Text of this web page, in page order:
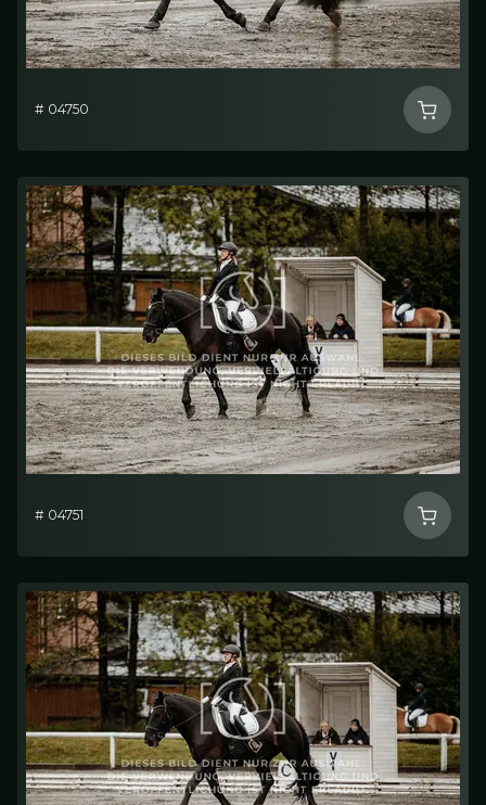
# 04750
# 04751